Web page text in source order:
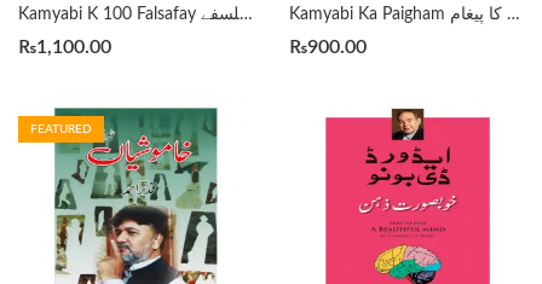
Kamyabi K 100 Falsafay کامیابی کے ۱۰۰ فلسفے by Qasim Ali Shah
₨1,100.00
Kamyabi Ka Paigham کامیابی کا پیغام By Qasim Ali Shah
₨900.00
FEATURED